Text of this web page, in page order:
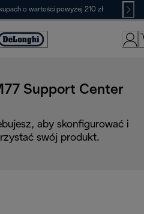
o wartości powyżej 210 zł
Support Center
aby skonfigurować i
swój produkt.